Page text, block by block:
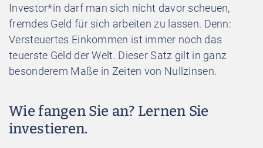
Investor*in darf man sich nicht davor scheuen,
fremdes Geld für sich arbeiten zu lassen. Denn:
Versteuertes Einkommen ist immer noch das
teuerste Geld der Welt. Dieser Satz gilt in ganz
besonderem Maße in Zeiten von Nullzinsen.
Wie fangen Sie an? Lernen Sie
investieren.